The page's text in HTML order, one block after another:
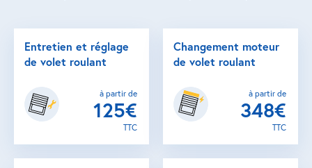
Entretien et réglage
de volet roulant
à partir de
125€
TTC
Changement moteur
de volet roulant
à partir de
348€
TTC